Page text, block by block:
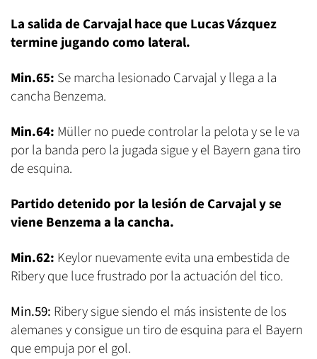
La salida de Carvajal hace que Lucas Vázquez
termine jugando como lateral.
Min.65: Se marcha lesionado Carvajal y llega a la
cancha Benzema.
Min.64: Müller no puede controlar la pelota y se le va
por la banda pero la jugada sigue y el Bayern gana tiro
de esquina.
Partido detenido por la lesión de Carvajal y se
viene Benzema a la cancha.
Min.62: Keylor nuevamente evita una embestida de
Ribery que luce frustrado por la actuación del tico.
Min.59: Ribery sigue siendo el más insistente de los
alemanes y consigue un tiro de esquina para el Bayern
que empuja por el gol.